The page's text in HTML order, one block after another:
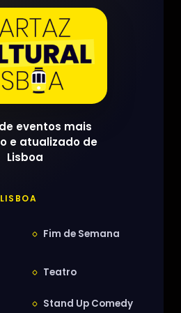
eventos mais
e atualizado de
Lisboa
Fim de Semana
Teatro
Stand Up Comedy